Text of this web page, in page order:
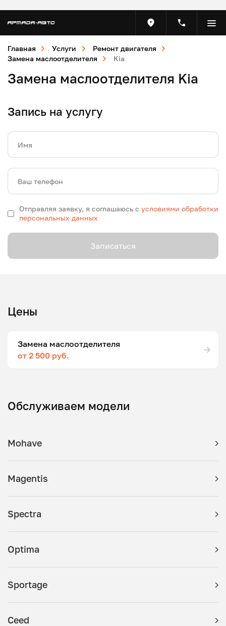
Главная Услуги
Ремонт двигателя
Замена маслоотделителя
Kia
Замена маслоотделителя Kia
Запись на услугу
Имя
Ваш телефон
Отправляя заявку, я соглашаюсь с условиями обработки
персональных данных
Записаться
Цены
Замена маслоотделителя
от 2 500 руб.
Обслуживаем модели
Mohave
Magentis
Spectra
Optima
Sportage
Ceed